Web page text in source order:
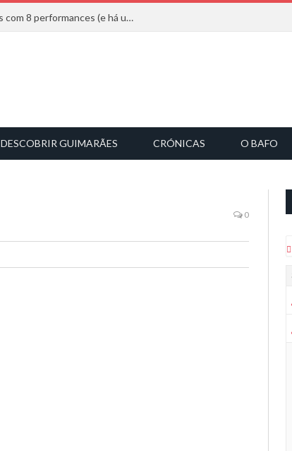
Mucho Flow alarga leque de convidados com 8 performances (e há uma saída)
DESCOBRIR GUIMARÃES CRÓNICAS O BAFO
0